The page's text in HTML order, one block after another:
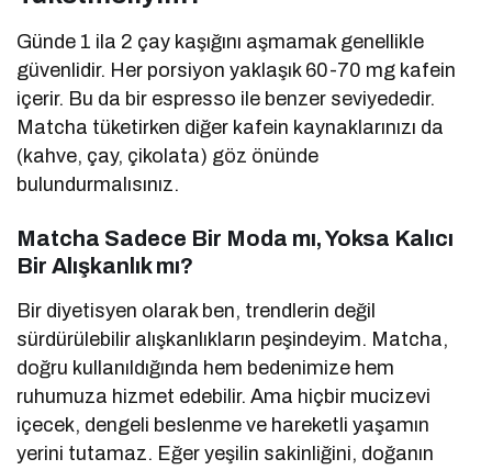
Günde 1 ila 2 çay kaşığını aşmamak genellikle
güvenlidir. Her porsiyon yaklaşık 60-70 mg kafein
içerir. Bu da bir espresso ile benzer seviyededir.
Matcha tüketirken diğer kafein kaynaklarınızı da
(kahve, çay, çikolata) göz önünde
bulundurmalısınız.
Matcha Sadece Bir Moda mı, Yoksa Kalıcı
Bir Alışkanlık mı?
Bir diyetisyen olarak ben, trendlerin değil
sürdürülebilir alışkanlıkların peşindeyim. Matcha,
doğru kullanıldığında hem bedenimize hem
ruhumuza hizmet edebilir. Ama hiçbir mucizevi
içecek, dengeli beslenme ve hareketli yaşamın
yerini tutamaz. Eğer yeşilin sakinliğini, doğanın